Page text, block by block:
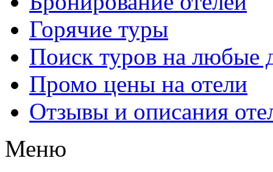
Горячие туры
Поиск туров на любые
Промо цены на отели
Отзывы и описания
Меню